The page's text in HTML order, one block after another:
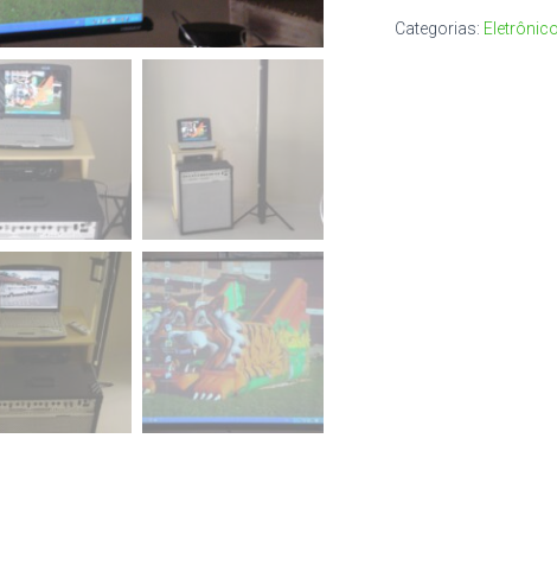
Categorias: